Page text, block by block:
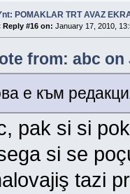
POMAKLAR TRT AVAZ
Reply #16 on: January 17, 2010,
from: abc on
е към
pak si si
si se
tazi